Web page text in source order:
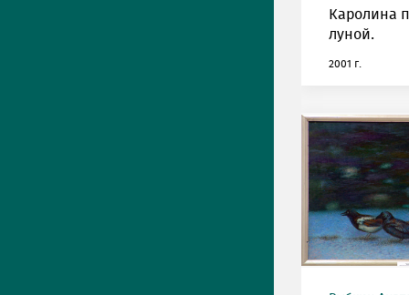
Каролина
луной.
2001 г.